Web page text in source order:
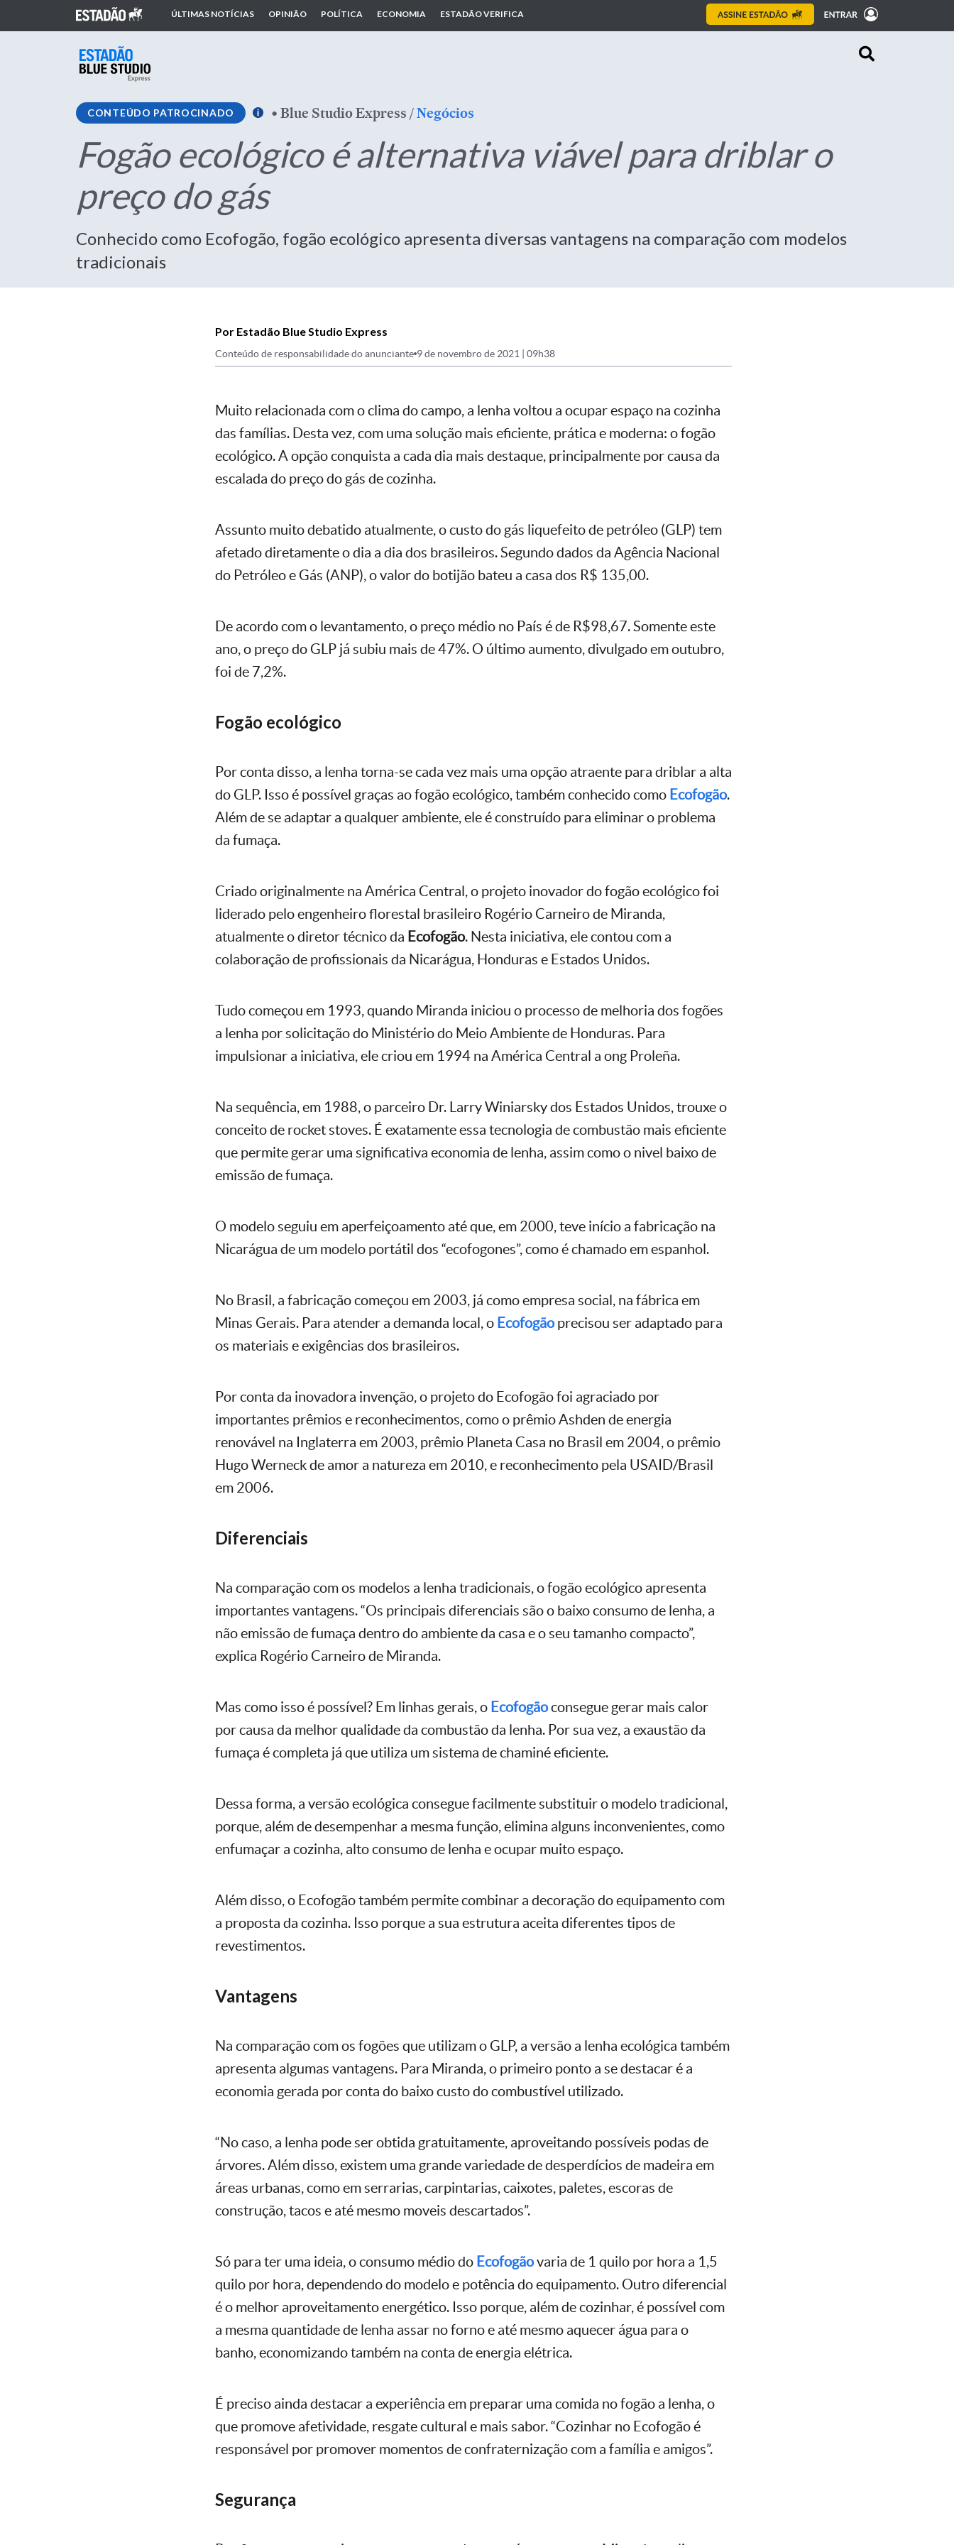
ÚLTIMAS NOTÍCIAS OPINIÃO POLÍTICA ECONOMIA ESTADÃO VERIFICA
CONTEÚDO PATROCINADO •Blue Studio Express/Negócios
Fogão ecológico é alternativa viável para driblar o
preço do gás
Conhecido como Ecofogão, fogão ecológico apresenta diversas vantagens na comparação com modelos
tradicionais
Por Estadão Blue Studio Express
Conteúdo de responsabilidade do anunciante 9 de novembro de 2021 | 09h38
Muito relacionada com o clima do campo, a lenha voltou a ocupar espaço na cozinha
das famílias. Desta vez, com uma solução mais eficiente, prática e moderna: o fogão
ecológico. A opção conquista a cada dia mais destaque, principalmente por causa da
escalada do preço do gás de cozinha.
Assunto muito debatido atualmente, o custo do gás liquefeito de petróleo (GLP) tem
afetado diretamente o dia a dia dos brasileiros. Segundo dados da Agência Nacional
do Petróleo e Gás (ANP), o valor do botijão bateu a casa dos R$ 135,00.
De acordo com o levantamento, o preço médio no País é de R$98,67. Somente este
ano, o preço do GLP já subiu mais de 47%. O último aumento, divulgado em outubro,
foi de 7,2%.
Fogão ecológico
Por conta disso, a lenha torna-se cada vez mais uma opção atraente para driblar a alta
do GLP. Isso é possível graças ao fogão ecológico, também conhecido como Ecofogão.
Além de se adaptar a qualquer ambiente, ele é construído para eliminar o problema
da fumaça.
Criado originalmente na América Central, o projeto inovador do fogão ecológico foi
liderado pelo engenheiro florestal brasileiro Rogério Carneiro de Miranda,
atualmente o diretor técnico da Ecofogão. Nesta iniciativa, ele contou com a
colaboração de profissionais da Nicarágua, Honduras e Estados Unidos.
Tudo começou em 1993, quando Miranda iniciou o processo de melhoria dos fogões
a lenha por solicitação do Ministério do Meio Ambiente de Honduras. Para
impulsionar a iniciativa, ele criou em 1994 na América Central a ong Proleña.
Na sequência, em 1988, o parceiro Dr. Larry Winiarsky dos Estados Unidos, trouxe o
conceito de rocket stoves. É exatamente essa tecnologia de combustão mais eficiente
que permite gerar uma significativa economia de lenha, assim como o nivel baixo de
emissão de fumaça.
O modelo seguiu em aperfeiçoamento até que, em 2000, teve início a fabricação na
Nicarágua de um modelo portátil dos “ecofogones”, como é chamado em espanhol.
No Brasil, a fabricação começou em 2003, já como empresa social, na fábrica em
Minas Gerais. Para atender a demanda local, o Ecofogãoprecisou ser adaptado para
os materiais e exigências dos brasileiros.
Por conta da inovadora invenção, o projeto do Ecofogão foi agraciado por
importantes prêmios e reconhecimentos, como o prêmio Ashden de energia
renovável na Inglaterra em 2003, prêmio Planeta Casa no Brasil em 2004, o prêmio
Hugo Werneck de amor a natureza em 2010, e reconhecimento pela USAID/Brasil
em 2006.
Diferenciais
Na comparação com os modelos a lenha tradicionais, o fogão ecológico apresenta
importantes vantagens. “Os principais diferenciais são o baixo consumo de lenha, a
não emissão de fumaça dentro do ambiente da casa e o seu tamanho compacto”,
explica Rogério Carneiro de Miranda.
Mas como isso é possível? Em linhas gerais, o Ecofogãoconsegue gerar mais calor
por causa da melhor qualidade da combustão da lenha. Por sua vez, a exaustão da
fumaça é completa já que utiliza um sistema de chaminé eficiente.
Dessa forma, a versão ecológica consegue facilmente substituir o modelo tradicional,
porque, além de desempenhar a mesma função, elimina alguns inconvenientes, como
enfumaçar a cozinha, alto consumo de lenha e ocupar muito espaço.
Além disso, o Ecofogão também permite combinar a decoração do equipamento com
a proposta da cozinha. Isso porque a sua estrutura aceita diferentes tipos de
revestimentos.
Vantagens
Na comparação com os fogões que utilizam o GLP, a versão a lenha ecológica também
apresenta algumas vantagens. Para Miranda, o primeiro ponto a se destacar é a
economia gerada por conta do baixo custo do combustível utilizado.
“No caso, a lenha pode ser obtida gratuitamente, aproveitando possíveis podas de
árvores. Além disso, existem uma grande variedade de desperdícios de madeira em
áreas urbanas, como em serrarias, carpintarias, caixotes, paletes, escoras de
construção, tacos e até mesmo moveis descartados”.
Só para ter uma ideia, o consumo médio do Ecofogãovaria de 1 quilo por hora a 1,5
quilo por hora, dependendo do modelo e potência do equipamento. Outro diferencial
é o melhor aproveitamento energético. Isso porque, além de cozinhar, é possível com
a mesma quantidade de lenha assar no forno e até mesmo aquecer água para o
banho, economizando também na conta de energia elétrica.
É preciso ainda destacar a experiência em preparar uma comida no fogão a lenha, o
que promove afetividade, resgate cultural e mais sabor. “Cozinhar no Ecofogão é
responsável por promover momentos de confraternização com a família e amigos”.
Segurança